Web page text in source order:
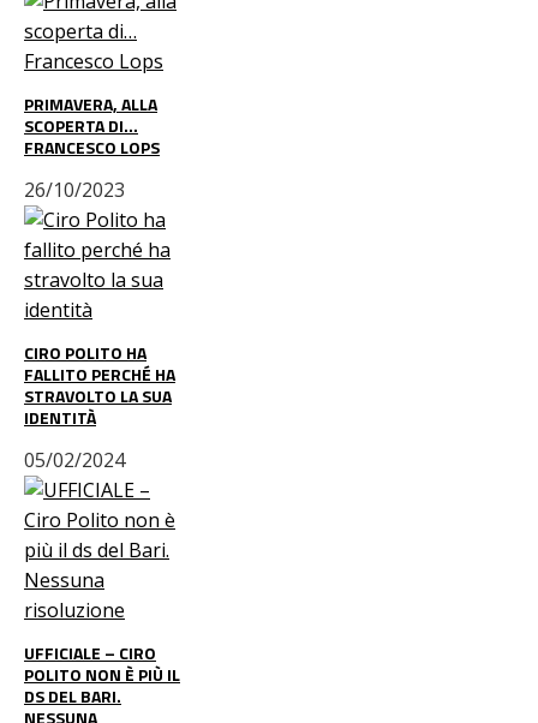
PRIMAVERA, ALLA
SCOPERTA DI…
FRANCESCO LOPS
26/10/2023
CIRO POLITO HA
FALLITO PERCHÉ HA
STRAVOLTO LA SUA
IDENTITÀ
05/02/2024
UFFICIALE – CIRO
POLITO NON È PIÙ IL
DS DEL BARI.
NESSUNA